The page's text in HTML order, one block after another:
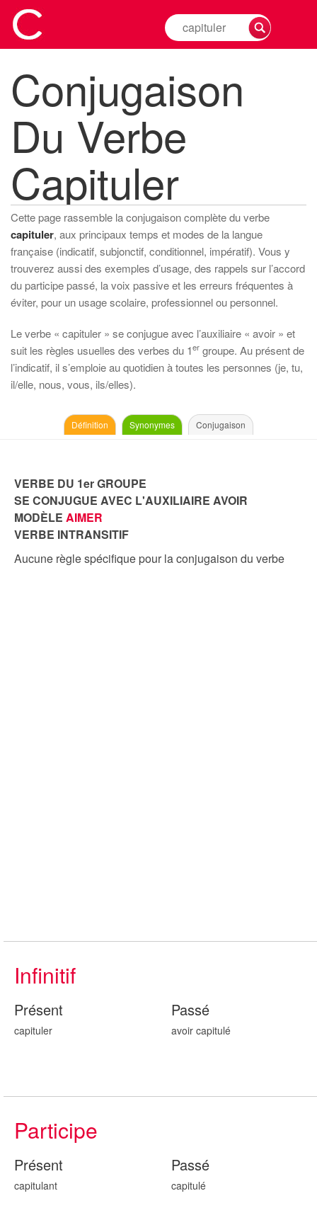
Rechercher
la
d'un
verbe
Conjugaison
Du Verbe
Capituler
Cette page rassemble la conjugaison complète du verbe
capituler, aux principaux temps et modes de la langue
française (indicatif, subjonctif, conditionnel, impératif). Vous y
trouverez aussi des exemples d’usage, des rappels sur l’accord
du participe passé, la voix passive et les erreurs fréquentes à
éviter, pour un usage scolaire, professionnel ou personnel.
Le verbe « capituler » se conjugue avec l’auxiliaire « avoir » et
suit les règles usuelles des verbes du 1er groupe. Au présent de
l’indicatif, il s’emploie au quotidien à toutes les personnes (je, tu,
il/elle, nous, vous, ils/elles).
Définition Synonymes Conjugaison
VERBE DU 1er GROUPE
SE CONJUGUE AVEC L'AUXILIAIRE AVOIR
MODÈLE AIMER
VERBE INTRANSITIF
Aucune règle spécifique pour la conjugaison du verbe
Infinitif
Présent
capituler
Passé
avoir capitulé
Participe
Présent
capitulant
Passé
capitulé